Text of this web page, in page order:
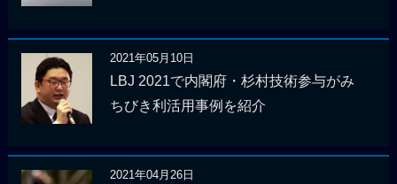
2021年05月10日
LBJ 2021で内閣府・杉村技術参与がみ
ちびき利活用事例を紹介
2021年04月26日